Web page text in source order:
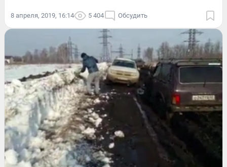
8 апреля, 2019, 16:14 5 404 Обсудить